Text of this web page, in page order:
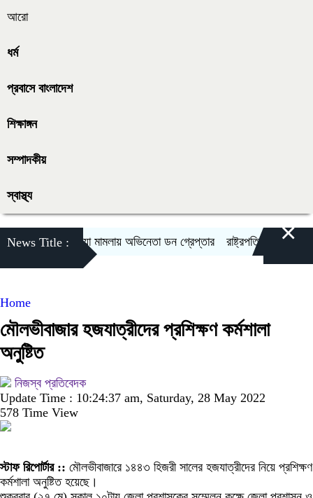
আরো
ধর্ম
প্রবাসে বাংলাদেশ
শিক্ষাঙ্গন
সম্পাদকীয়
স্বাস্থ্য
News Title :
সালমান শাহ হত্যা মামলায় অভিনেতা ডন গ্রেপ্তার রাষ্ট্রপতি নির্বাচনে ১১
×
Home
মৌলভীবাজার হজযাত্রীদের প্রশিক্ষণ কর্মশালা
অনুষ্টিত
নিজস্ব প্রতিবেদক
Update Time : 10:24:37 am, Saturday, 28 May 2022
578 Time View
স্টাফ রিপোর্টার :: মৌলভীবাজারে ১৪৪৩ হিজরী সালের হজযাত্রীদের নিয়ে প্রশিক্ষণ
কর্মশালা অনুষ্টিত হয়েছে।